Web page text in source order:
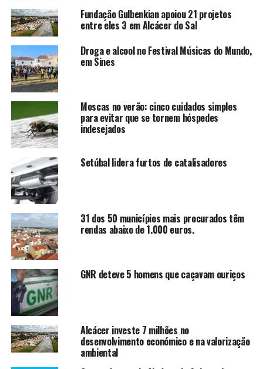
Fundação Gulbenkian apoiou 21 projetos
entre eles 3 em Alcácer do Sal
Droga e alcool no Festival Músicas do Mundo,
em Sines
Moscas no verão: cinco cuidados simples
para evitar que se tornem hóspedes
indesejados
Setúbal lidera furtos de catalisadores
31 dos 50 municípios mais procurados têm
rendas abaixo de 1.000 euros.
GNR deteve 5 homens que caçavam ouriços
Alcácer investe 7 milhões no
desenvolvimento económico e na valorização
ambiental